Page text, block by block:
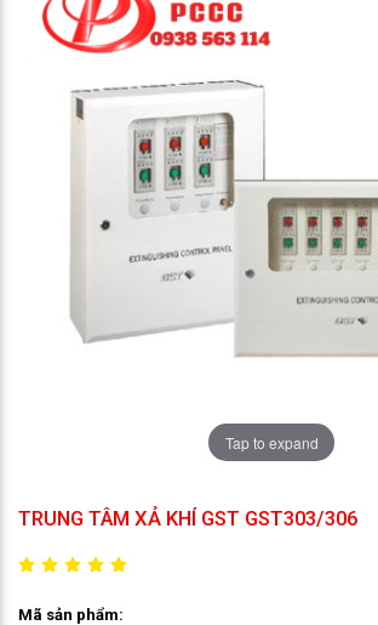
Tap to expand
TRUNG TÂM XẢ KHÍ GST GST303/306
Mã sản phẩm: